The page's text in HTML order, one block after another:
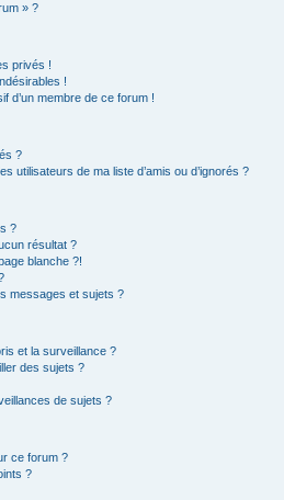
» ?
privés !
!
d’un membre de ce forum !
?
utilisateurs de ma liste d’amis ou d’ignorés ?
?
résultat ?
blanche ?!
messages et sujets ?
et la surveillance ?
des sujets ?
de sujets ?
ce forum ?
?